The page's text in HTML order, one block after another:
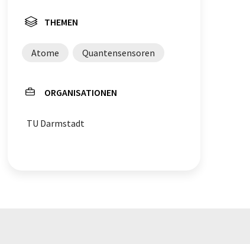
THEMEN
Atome Quantensensoren
ORGANISATIONEN
TU Darmstadt